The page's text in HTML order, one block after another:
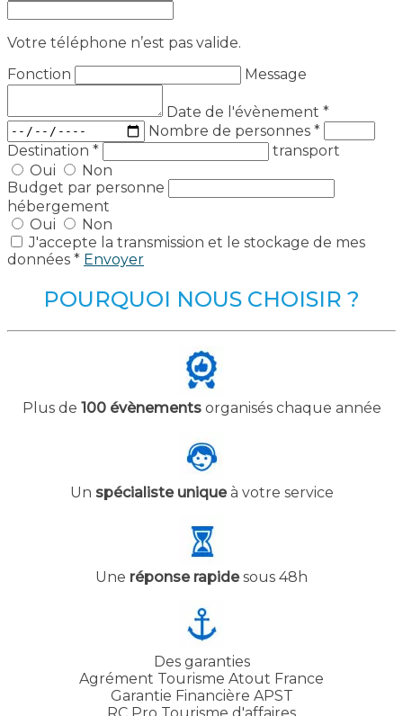
Votre téléphone n’est pas valide.
Fonction
Message
Date de l'évènement *
Nombre de personnes *
Destination *
transport
Oui
Non
Budget par personne
hébergement
Oui
Non
J'accepte la transmission et le stockage de mes
données * Envoyer
POURQUOI NOUS CHOISIR ?
Plus de 100 évènementsorganisés chaque année
Un spécialiste uniqueà votre service
Une réponse rapidesous 48h
Des garanties
Agrément Tourisme Atout France
Garantie Financière APST
RC Pro Tourisme d'affaires